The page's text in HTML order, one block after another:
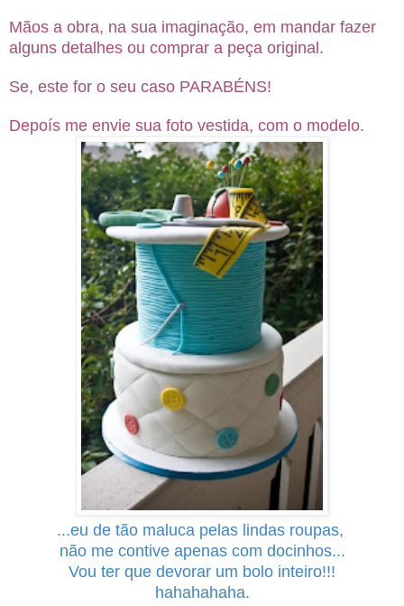
Mãos a obra, na sua imaginação, em mandar fazer
alguns detalhes ou comprar a peça original.
Se, este for o seu caso PARABÉNS!
Depoís me envie sua foto vestida, com o modelo.
...eu de tão maluca pelas lindas roupas,
não me contive apenas com docinhos...
Vou ter que devorar um bolo inteiro!!!
hahahahaha.